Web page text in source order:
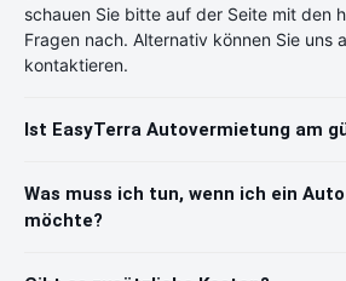
schauen Sie bitte auf der Seite mit den
Fragen nach. Alternativ können Sie uns
kontaktieren.
Ist EasyTerra Autovermietung am
Was muss ich tun, wenn ich ein
möchte?